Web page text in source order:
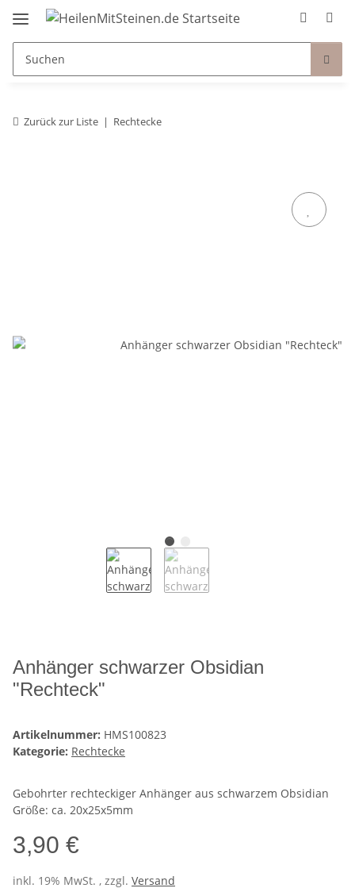
Zurück zur Liste Rechtecke
Anhänger schwarzer Obsidian
"Rechteck"
Artikelnummer: HMS100823
Kategorie: Rechtecke
Gebohrter rechteckiger Anhänger aus schwarzem Obsidian
Größe: ca. 20x25x5mm
3,90 €
inkl. 19% MwSt. , zzgl. Versand